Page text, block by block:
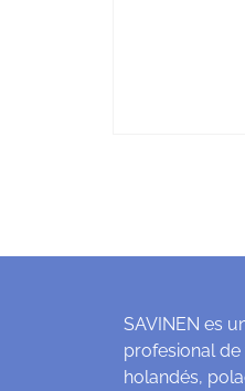
SAVINEN es
profesional
holandés,